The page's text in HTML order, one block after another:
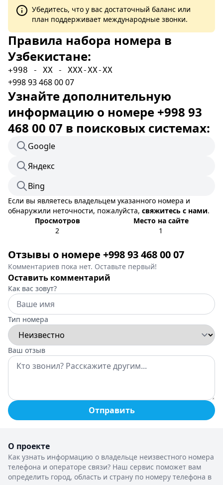
Убедитесь, что у вас достаточный баланс или
план поддерживает международные звонки.
Правила набора номера в
Узбекистане:
+998 - XX - XXX-XX-XX
+998 93 468 00 07
Узнайте дополнительную
информацию о номере +998 93
468 00 07 в поисковых системах:
Google
Яндекс
Bing
Если вы являетесь владельцем указанного номера и
обнаружили неточности, пожалуйста, свяжитесь с нами.
Просмотров
2
Место на сайте
1
Отзывы о номере +998 93 468 00 07
Комментариев пока нет. Оставьте первый!
Оставить комментарий
Как вас зовут?
Тип номера
Ваш отзыв
Отправить
О проекте
Как узнать информацию о владельце неизвестного номера
телефона и операторе связи? Наш сервис поможет вам
определить город, область и страну по номеру телефона в